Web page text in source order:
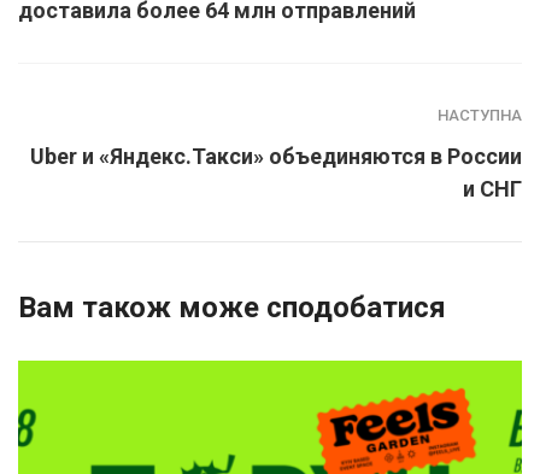
доставила более 64 млн отправлений
НАСТУПНА
Uber и «Яндекс.Такси» объединяются в России
и СНГ
Вам також може сподобатися